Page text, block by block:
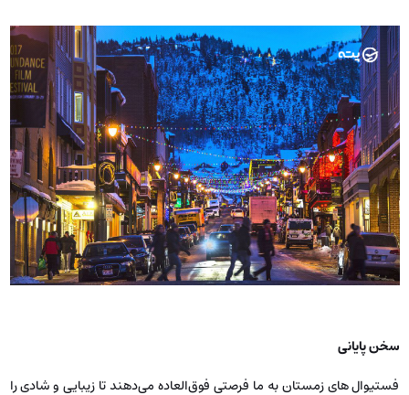
سخن پایانی
فستیوال های زمستان به ما فرصتی فوق‌العاده می‌دهند تا زیبایی و شادی را